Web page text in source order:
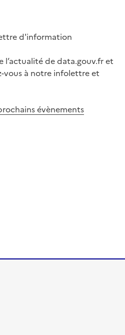
d'information
l’actualité de data.gouv.fr et
vous à notre infolettre et
évènements